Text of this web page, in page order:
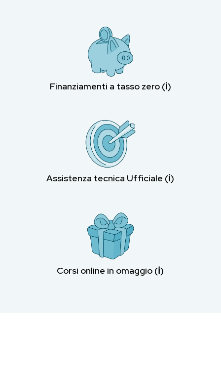
Finanziamenti a tasso zero (ℹ︎)
Assistenza tecnica Ufficiale (ℹ︎)
Corsi online in omaggio (ℹ︎)